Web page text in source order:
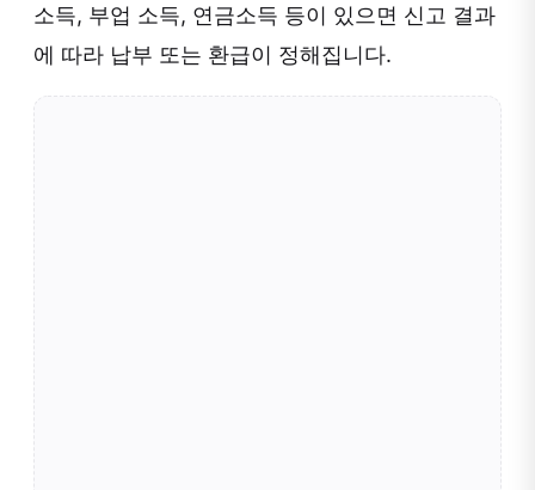
소득, 부업 소득, 연금소득 등이 있으면 신고 결과
에 따라 납부 또는 환급이 정해집니다.